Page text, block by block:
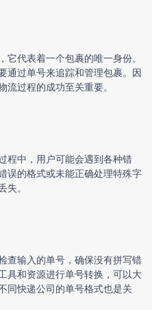
代表着一个包裹的唯一身份。
通过单号来追踪和管理包裹。因
过程的成功至关重要。
程中，用户可能会遇到各种错
误的格式或未能正确处理特殊字
。
查输入的单号，确保没有拼写错
具和资源进行单号转换，可以大
同快递公司的单号格式也是关